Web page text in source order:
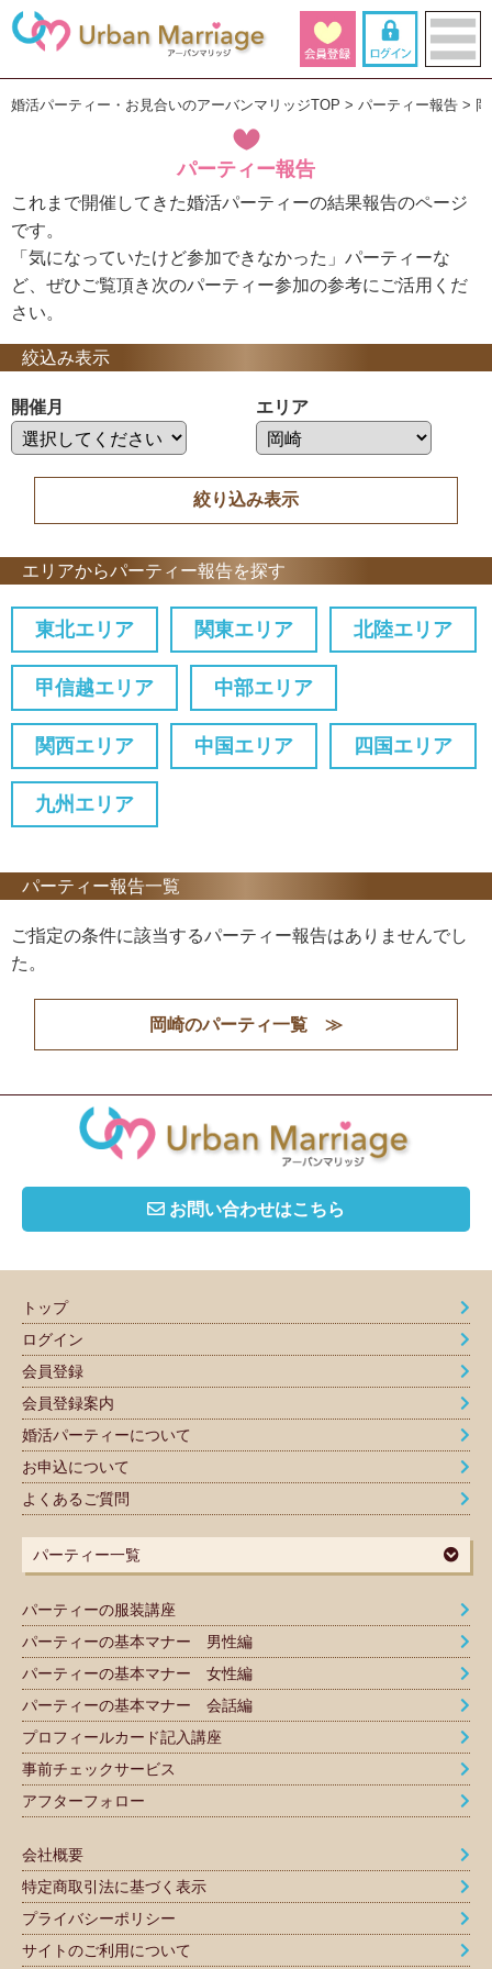
婚活パーティー・お見合いのアーバンマリッジTOP パーティー報告
パーティー報告
これまで開催してきた婚活パーティーの結果報告のページ
です。
「気になっていたけど参加できなかった」パーティーな
ど、ぜひご覧頂き次のパーティー参加の参考にご活用くだ
さい。
絞込み表示
開催月 エリア
エリアからパーティー報告を探す
東北エリア 関東エリア 北陸エリア
甲信越エリア 中部エリア
関西エリア 中国エリア 四国エリア
九州エリア
パーティー報告一覧
ご指定の条件に該当するパーティー報告はありませんでし
た。
岡崎のパーティ一覧 ≫
お問い合わせはこちら
トップ
ログイン
会員登録
会員登録案内
婚活パーティーについて
お申込について
よくあるご質問
パーティー一覧
パーティーの服装講座
パーティーの基本マナー 男性編
パーティーの基本マナー 女性編
パーティーの基本マナー 会話編
プロフィールカード記入講座
事前チェックサービス
アフターフォロー
会社概要
特定商取引法に基づく表示
プライバシーポリシー
サイトのご利用について